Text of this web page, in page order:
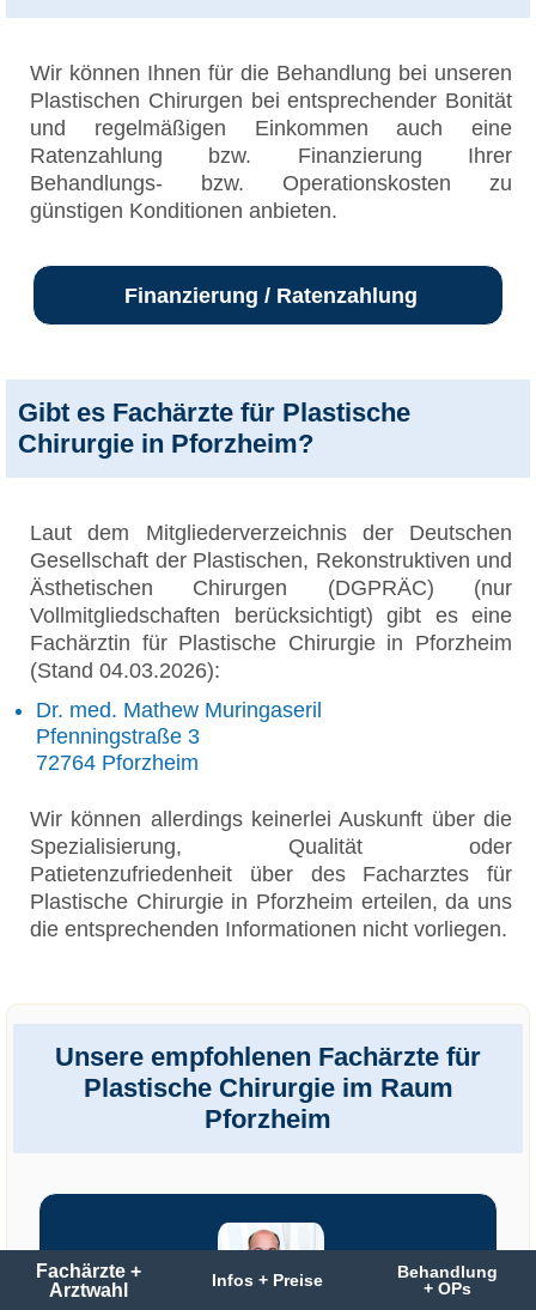
Behandlung
+ OPs
Infos + Preise
Fachärzte +
Arztwahl
Wir können Ihnen für die Behandlung bei unseren
Plastischen Chirurgen bei entsprechender Bonität
und regelmäßigen Einkommen auch eine
Ratenzahlung bzw. Finanzierung Ihrer
Behandlungs- bzw. Operationskosten zu
günstigen Konditionen anbieten.
Finanzierung / Ratenzahlung
Gibt es Fachärzte für Plastische
Chirurgie in Pforzheim?
Laut dem Mitgliederverzeichnis der Deutschen
Gesellschaft der Plastischen, Rekonstruktiven und
Ästhetischen Chirurgen (DGPRÄC) (nur
Vollmitgliedschaften berücksichtigt) gibt es eine
Fachärztin für Plastische Chirurgie in Pforzheim
(Stand 04.03.2026):
Dr. med. Mathew Muringaseril
Pfenningstraße 3
72764 Pforzheim
Wir können allerdings keinerlei Auskunft über die
Spezialisierung, Qualität oder
Patietenzufriedenheit über des Facharztes für
Plastische Chirurgie in Pforzheim erteilen, da uns
die entsprechenden Informationen nicht vorliegen.
Unsere empfohlenen Fachärzte für
Plastische Chirurgie im Raum
Pforzheim